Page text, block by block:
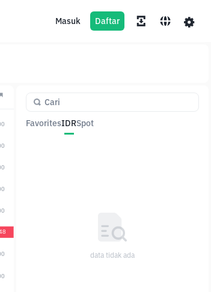
Masuk Daftar
FavoritesIDRSpot
data tidak ada